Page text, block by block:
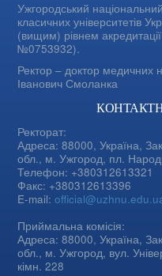
Ужгородський
класичних університетів
(вищим) рівнем
№0753932).
Ректор – доктор медичних
Іванович Смоланка
Ректорат:
Адреса: 88000, Україна,
обл., м. Ужгород, пл.
Телефон: +380312613321
Факс: +380312613396
E-mail:
Приймальна комісія:
Адреса: 88000, Україна,
обл., м. Ужгород, вул.
кімн. 228